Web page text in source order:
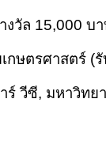
งวัล 15,000 บ
กษตรศาสตร์ (
วีซี, มหาวิทย